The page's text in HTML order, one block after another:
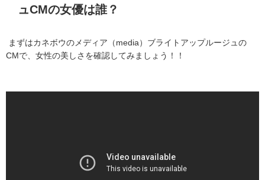
ュCM の女優は誰？
まずはカネボウのメディア（media）ブライトアップルージュの
CMで、女性の美しさを確認してみましょう！！